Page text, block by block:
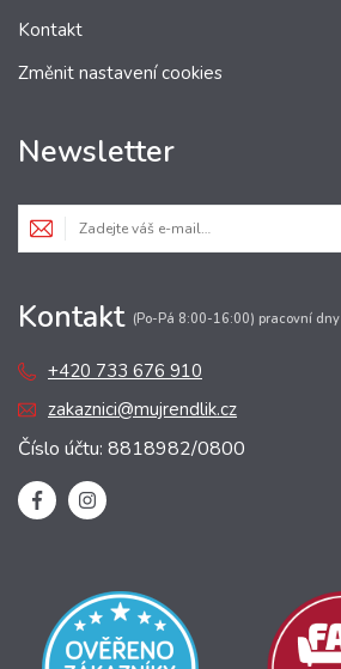
Kontakt
Změnit nastavení cookies
Newsletter
Kontakt (Po-Pá 8:00-16:00) pracovní dny
+420 733 676 910
zakaznici@mujrendlik.cz
Číslo účtu: 8818982/0800